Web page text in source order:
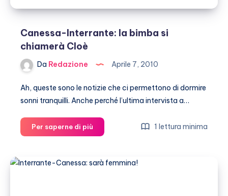
Canessa-Interrante: la bimba si
chiamerà Cloè
Da Redazione Aprile 7, 2010
Ah, queste sono le notizie che ci permettono di dormire
sonni tranquilli. Anche perché l’ultima intervista a…
Per saperne di più
Interrante:
bimba
1 lettura minima